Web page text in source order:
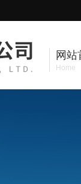
网站
Home